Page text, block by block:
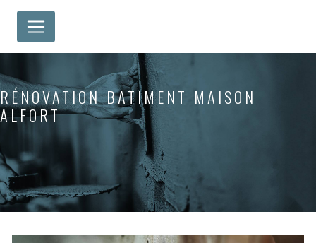
RÉNOVATION BATIMENT MAISON
ALFORT
Panneau de gestion des cookies